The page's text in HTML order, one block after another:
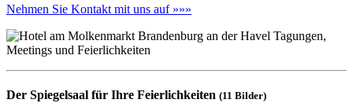
Nehmen Sie Kontakt mit uns auf »»»
Der Spiegelsaal für Ihre Feierlichkeiten (11 Bilder)